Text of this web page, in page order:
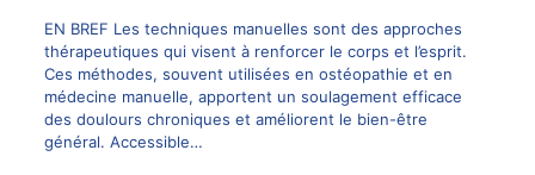
EN BREF Les techniques manuelles sont des approches
thérapeutiques qui visent à renforcer le corps et l’esprit.
Ces méthodes, souvent utilisées en ostéopathie et en
médecine manuelle, apportent un soulagement efficace
des doulours chroniques et améliorent le bien-être
général. Accessible…